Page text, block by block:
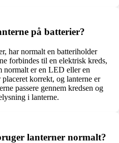
på batterier?
har normalt en batteriholder
forbindes til en elektrisk kreds,
normalt er en LED eller en
korrekt, og lanterne er
passere gennem kredsen og
i lanterne.
lanterner normalt?